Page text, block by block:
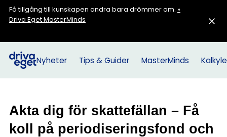
Få tillgång till kunskapen andra bara drömmer om. »
Driva Eget MasterMinds
Nyheter Tips & Guider MasterMinds
Akta dig för skattefällan – Få
koll på periodiseringsfond och